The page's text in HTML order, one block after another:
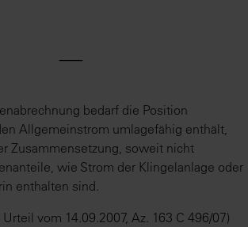
⸺
bedarf die Position
Allgemeinstrom umlagefähig enthält,
Zusammensetzung, soweit nicht
wie Strom der Klingelanlage oder
enthalten sind.
vom 14.09.2007, Az. 163 C 496/07)